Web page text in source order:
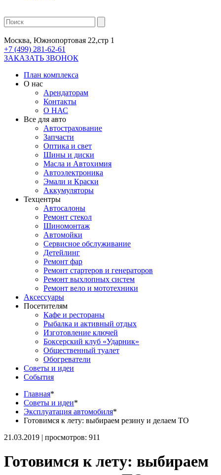
Москва, Южнопортовая 22,стр 1
+7 (499) 281-62-61
ЗАКАЗАТЬ ЗВОНОК
План комплекса
О нас
Арендаторам
Контакты
О НАС
Все для авто
Автострахование
Запчасти
Оптика и свет
Шины и диски
Масла и Автохимия
Автоэлектроника
Эмали и Краски
Аккумуляторы
Техцентры
Автосалоны
Ремонт стекол
Шиномонтаж
Автомойки
Сервисное обслуживание
Детейлинг
Ремонт фар
Ремонт стартеров и генераторов
Ремонт выхлопных систем
Ремонт вело и мототехники
Аксессуары
Посетителям
Кафе и рестораны
Рыбалка и активный отдых
Изготовление ключей
Боксерский клуб «Ударник»
Общественный туалет
Обогреватели
Советы и идеи
События
Главная*
Советы и идеи*
Эксплуатация автомобиля*
Готовимся к лету: выбираем резину и делаем ТО
21.03.2019 | просмотров: 911
Готовимся к лету: выбираем